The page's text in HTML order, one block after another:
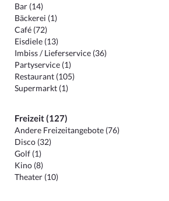
Bar (14)
Bäckerei (1)
Café (72)
Eisdiele (13)
Imbiss / Lieferservice (36)
Partyservice (1)
Restaurant (105)
Supermarkt (1)
Freizeit (127)
Andere Freizeitangebote (76)
Disco (32)
Golf (1)
Kino (8)
Theater (10)